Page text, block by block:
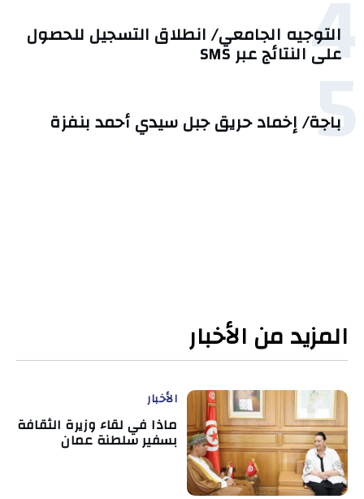
4
التوجيه الجامعي/ انطلاق التسجيل للحصول
على النتائج عبر SMS
5
باجة/ إخماد حريق جبل سيدي أحمد بنفزة
المزيد من الأخبار
الأخبار
ماذا في لقاء وزيرة الثقافة
بسفير سلطنة عمان